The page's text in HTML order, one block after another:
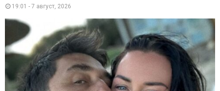
19:01 - 7 август, 2026